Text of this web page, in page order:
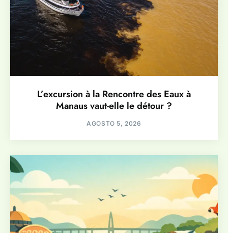
L’excursion à la Rencontre des Eaux à
Manaus vaut-elle le détour ?
AGOSTO 5, 2026